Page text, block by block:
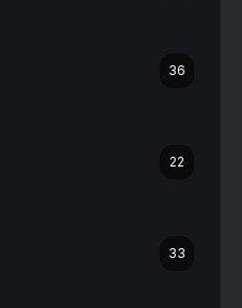
36
22
33